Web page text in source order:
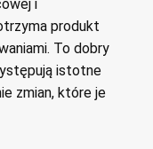
i
produkt
To dobry
istotne
zmian, które je